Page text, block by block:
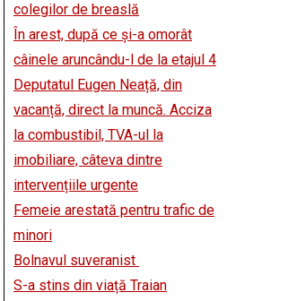
colegilor de breaslă
În arest, după ce și-a omorât
câinele aruncându-l de la etajul 4
Deputatul Eugen Neață, din
vacanță, direct la muncă. Acciza
la combustibil, TVA-ul la
imobiliare, câteva dintre
intervențiile urgente
Femeie arestată pentru trafic de
minori
Bolnavul suveranist
S-a stins din viață Traian